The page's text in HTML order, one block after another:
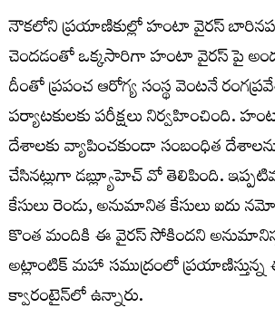
నౌకలోని ప్రయాణికుల్లో హంటా వైరస్ బారినపడి
చెందడంతో ఒక్కసారిగా హంటా వైరస్ పై
దీంతో ప్రపంచ ఆరోగ్య సంస్థ వెంటనే
పర్యాటకులకు పరీక్షలు నిర్వహించింది.
దేశాలకు వ్యాపించకుండా సంబంధిత
చేసినట్లుగా డబ్ల్యూహెచ్ వో తెలిపింది.
కేసులు రెండు, అనుమానిత కేసులు
కొంత మందికి ఈ వైరస్‌ సోకిందని
అట్లాంటిక్‌ మహా సముద్రంలో
క్వారంటైన్‌లో ఉన్నారు.